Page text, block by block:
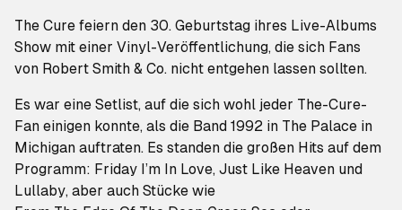
The Cure feiern den 30. Geburtstag ihres Live-Albums
Show mit einer Vinyl-Veröffentlichung, die sich Fans
von Robert Smith & Co. nicht entgehen lassen sollten.
Es war eine Setlist, auf die sich wohl jeder The-Cure-
Fan einigen konnte, als die Band 1992 in The Palace in
Michigan auftraten. Es standen die großen Hits auf dem
Programm: Friday I’m In Love, Just Like Heaven und
Lullaby, aber auch Stücke wie